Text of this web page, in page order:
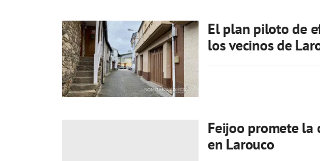
El plan piloto de
los vecinos de
Feijoo promete la
en Larouco